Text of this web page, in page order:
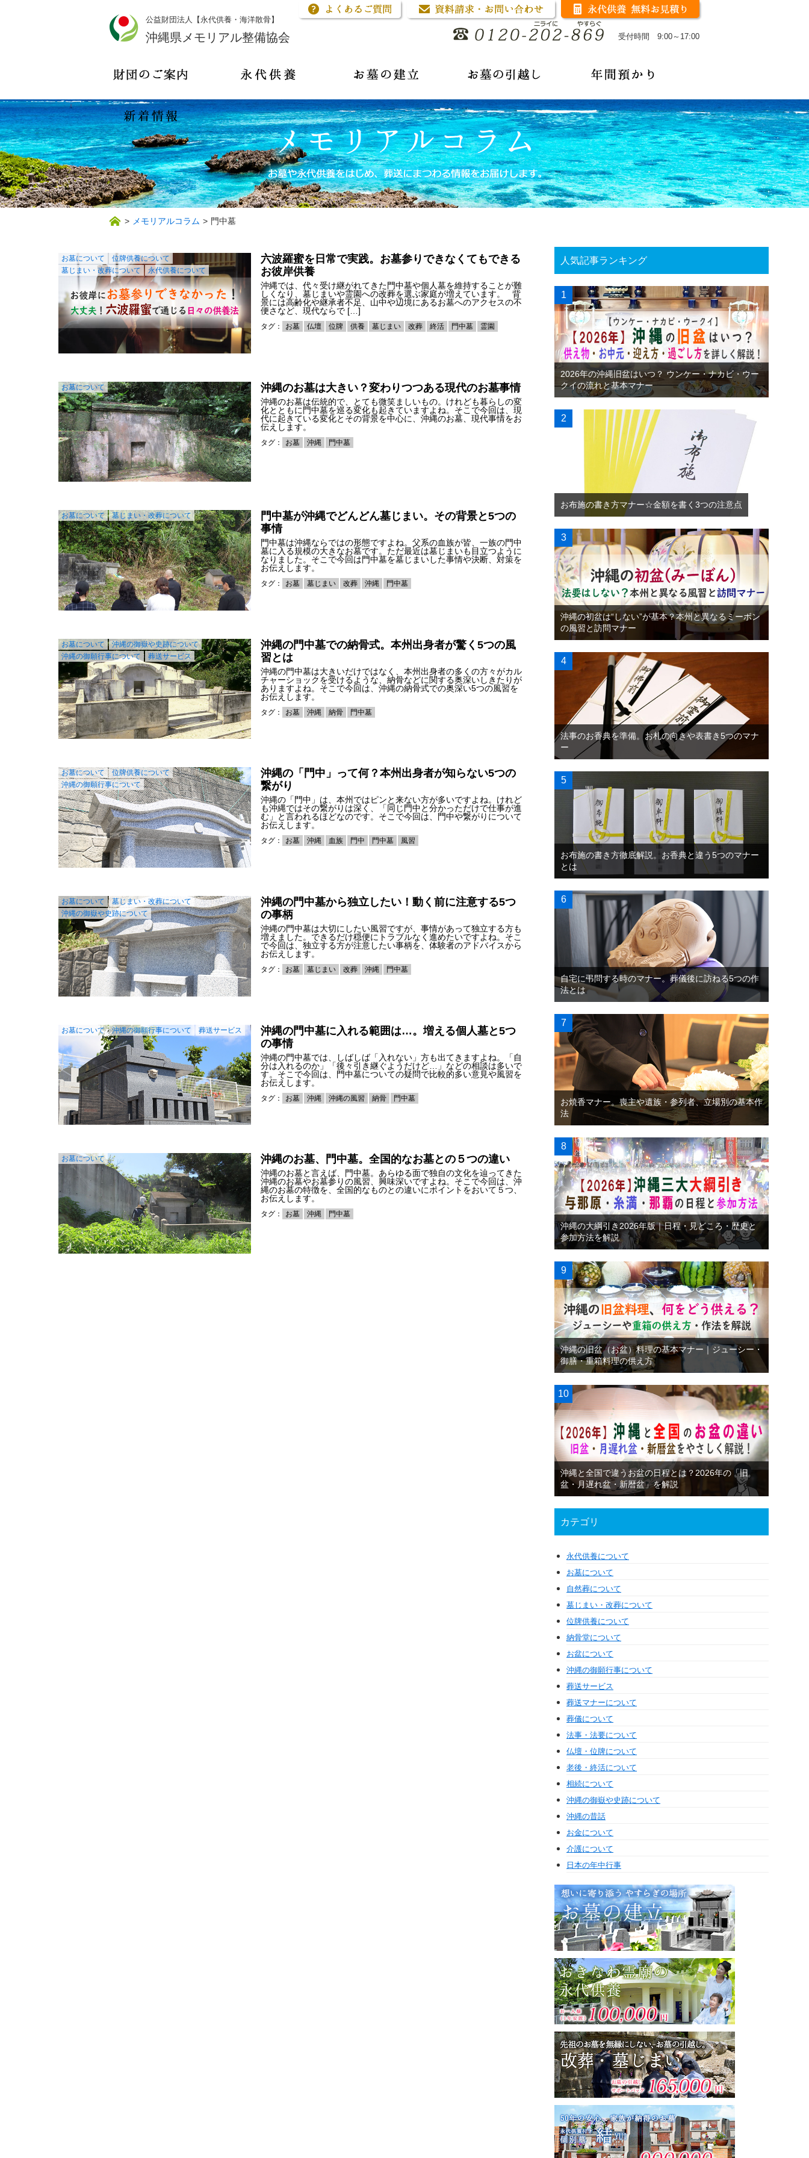
公益財団法人【永代供養・海洋散骨】
沖縄県メモリアル整備協会 受付時間 9:00～17:00
> メモリアルコラム > 門中墓
お墓について
位牌供養について
墓じまい・改葬について
永代供養について
六波羅蜜を日常で実践。お墓参りできなくてもできる
お彼岸供養
沖縄では、代々受け継がれてきた門中墓や個人墓を維持することが難
しくなり、墓じまいや霊園への改葬を選ぶ家庭が増えています。 背
景には高齢化や継承者不足、山中や辺境にあるお墓へのアクセスの不
便さなど、現代ならで […]
タグ： お墓 仏壇 位牌 供養 墓じまい 改葬 終活 門中墓 霊園
お墓について 沖縄のお墓は大きい？変わりつつある現代のお墓事情
沖縄のお墓は伝統的で、とても微笑ましいもの。けれども暮らしの変
化とともに門中墓を巡る変化も起きていますよね。そこで今回は、現
代に起きている変化とその背景を中心に、沖縄のお墓、現代事情をお
伝えします。
タグ： お墓 沖縄 門中墓
お墓について 墓じまい・改葬について
門中墓が沖縄でどんどん墓じまい。その背景と5つの
事情
門中墓は沖縄ならではの形態ですよね。父系の血族が皆、一族の門中
墓に入る規模の大きなお墓です。ただ最近は墓じまいも目立つように
なりました。そこで今回は門中墓を墓じまいした事情や決断、対策を
お伝えします。
タグ： お墓 墓じまい 改葬 沖縄 門中墓
お墓について
沖縄の御嶽や史跡について
沖縄の御願行事について
葬送サービス
沖縄の門中墓での納骨式。本州出身者が驚く5つの風
習とは
沖縄の門中墓は大きいだけではなく、本州出身者の多くの方々がカル
チャーショックを受けるような、納骨などに関する奥深いしきたりが
ありますよね。そこで今回は、沖縄の納骨式での奥深い5つの風習を
お伝えします。
タグ： お墓 沖縄 納骨 門中墓
お墓について
位牌供養について
沖縄の御願行事について
沖縄の「門中」って何？本州出身者が知らない5つの
繋がり
沖縄の「門中」は、本州ではピンと来ない方が多いですよね。けれど
も沖縄ではその繋がりは深く、「同じ門中と分かっただけで仕事が進
む」と言われるほどなのです。そこで今回は、門中や繋がりについて
お伝えします。
タグ： お墓 沖縄 血族 門中 門中墓 風習
お墓について
墓じまい・改葬について
沖縄の御嶽や史跡について
沖縄の門中墓から独立したい！動く前に注意する5つ
の事柄
沖縄の門中墓は大切にしたい風習ですが、事情があって独立する方も
増えました。できるだけ穏便にトラブルなく進めたいですよね。そこ
で今回は、独立する方が注意したい事柄を、体験者のアドバイスから
お伝えします。
タグ： お墓 墓じまい 改葬 沖縄 門中墓
お墓について 沖縄の御願行事について 葬送サービス
沖縄の門中墓に入れる範囲は…。増える個人墓と5つ
の事情
沖縄の門中墓では、しばしば「入れない」方も出てきますよね。「自
分は入れるのか」「後々引き継ぐようだけど…」などの相談は多いで
す。そこで今回は、門中墓についての疑問で比較的多い意見や風習を
お伝えします。
タグ： お墓 沖縄 沖縄の風習 納骨 門中墓
お墓について 沖縄のお墓、門中墓。全国的なお墓との５つの違い
沖縄のお墓と言えば、門中墓。あらゆる面で独自の文化を辿ってきた
沖縄のお墓やお墓参りの風習、興味深いですよね。そこで今回は、沖
縄のお墓の特徴を、全国的なものとの違いにポイントをおいて５つ、
お伝えします。
タグ： お墓 沖縄 門中墓
人気記事ランキング
2026年の沖縄旧盆はいつ？ ウンケー・ナカビ・ウー
クイの流れと基本マナー
お布施の書き方マナー☆金額を書く3つの注意点
沖縄の初盆は“しない”が基本？本州と異なるミーボン
の風習と訪問マナー
法事のお香典を準備。お札の向きや表書き5つのマナ
ー
お布施の書き方徹底解説。お香典と違う5つのマナー
とは
自宅に弔問する時のマナー。葬儀後に訪ねる5つの作
法とは
お焼香マナー。喪主や遺族・参列者、立場別の基本作
法
沖縄の大綱引き2026年版｜日程・見どころ・歴史と
参加方法を解説
沖縄の旧盆（お盆）料理の基本マナー｜ジューシー・
御膳・重箱料理の供え方
沖縄と全国で違うお盆の日程とは？2026年の「旧
盆・月遅れ盆・新暦盆」を解説
カテゴリ
永代供養について
お墓について
自然葬について
墓じまい・改葬について
位牌供養について
納骨堂について
お盆について
沖縄の御願行事について
葬送サービス
葬送マナーについて
葬儀について
法事・法要について
仏壇・位牌について
老後・終活について
相続について
沖縄の御嶽や史跡について
沖縄の昔話
お金について
介護について
日本の年中行事